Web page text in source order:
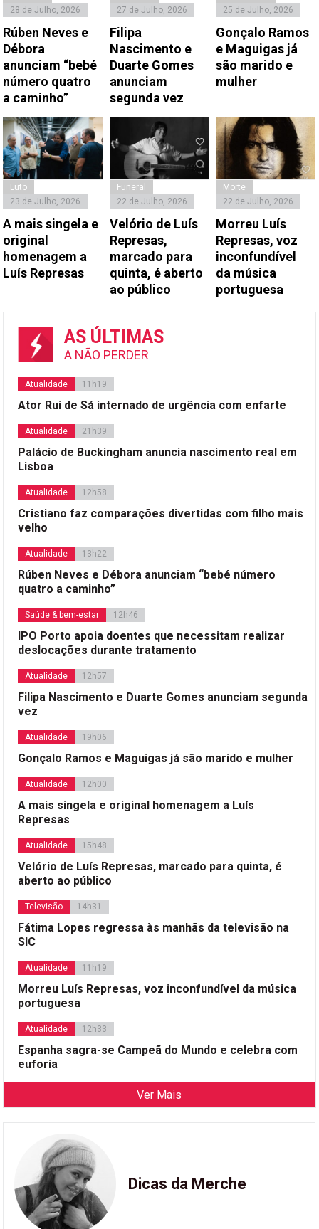
28 de Julho, 2026
Rúben Neves e
Débora
anunciam “bebé
número quatro
a caminho”
27 de Julho, 2026
Filipa
Nascimento e
Duarte Gomes
anunciam
segunda vez
25 de Julho, 2026
Gonçalo Ramos
e Maguigas já
são marido e
mulher
Luto
23 de Julho, 2026
A mais singela e
original
homenagem a
Luís Represas
Funeral
22 de Julho, 2026
Velório de Luís
Represas,
marcado para
quinta, é aberto
ao público
Morte
22 de Julho, 2026
Morreu Luís
Represas, voz
inconfundível
da música
portuguesa
AS ÚLTIMAS
A NÃO PERDER
Atualidade 11h19
Ator Rui de Sá internado de urgência com enfarte
Atualidade 21h39
Palácio de Buckingham anuncia nascimento real em
Lisboa
Atualidade 12h58
Cristiano faz comparações divertidas com filho mais
velho
Atualidade 13h22
Rúben Neves e Débora anunciam “bebé número
quatro a caminho”
Saúde & bem-estar 12h46
IPO Porto apoia doentes que necessitam realizar
deslocações durante tratamento
Atualidade 12h57
Filipa Nascimento e Duarte Gomes anunciam segunda
vez
Atualidade 19h06
Gonçalo Ramos e Maguigas já são marido e mulher
Atualidade 12h00
A mais singela e original homenagem a Luís
Represas
Atualidade 15h48
Velório de Luís Represas, marcado para quinta, é
aberto ao público
Televisão 14h31
Fátima Lopes regressa às manhãs da televisão na
SIC
Atualidade 11h19
Morreu Luís Represas, voz inconfundível da música
portuguesa
Atualidade 12h33
Espanha sagra-se Campeã do Mundo e celebra com
euforia
Ver Mais
Dicas da Merche